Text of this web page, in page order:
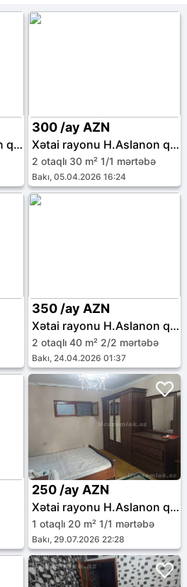
Xətai rayonu H.Aslanon qəs.
300 /ay AZN
Xətai rayonu H.Aslanon qəs.
2 otaqlı 30 m² 1/1 mərtəbə
Bakı, 05.04.2026 16:24
350 /ay AZN
Xətai rayonu H.Aslanon qəs.
2 otaqlı 40 m² 2/2 mərtəbə
Bakı, 24.04.2026 01:37
250 /ay AZN
Xətai rayonu H.Aslanon qəs.
1 otaqlı 20 m² 1/1 mərtəbə
Bakı, 29.07.2026 22:28